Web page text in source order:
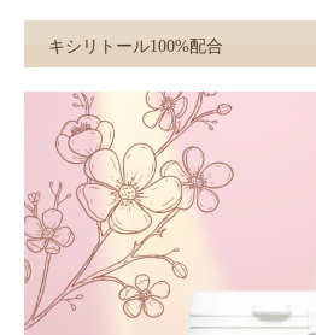
キシリトール100%配合